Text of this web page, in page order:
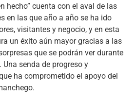
hecho” cuenta con el aval de las
en las que año a año se ha ido
visitantes y negocio, y en esta
un éxito aún mayor gracias a las
que se podrán ver durante
senda de progreso y
ha comprometido el apoyo del